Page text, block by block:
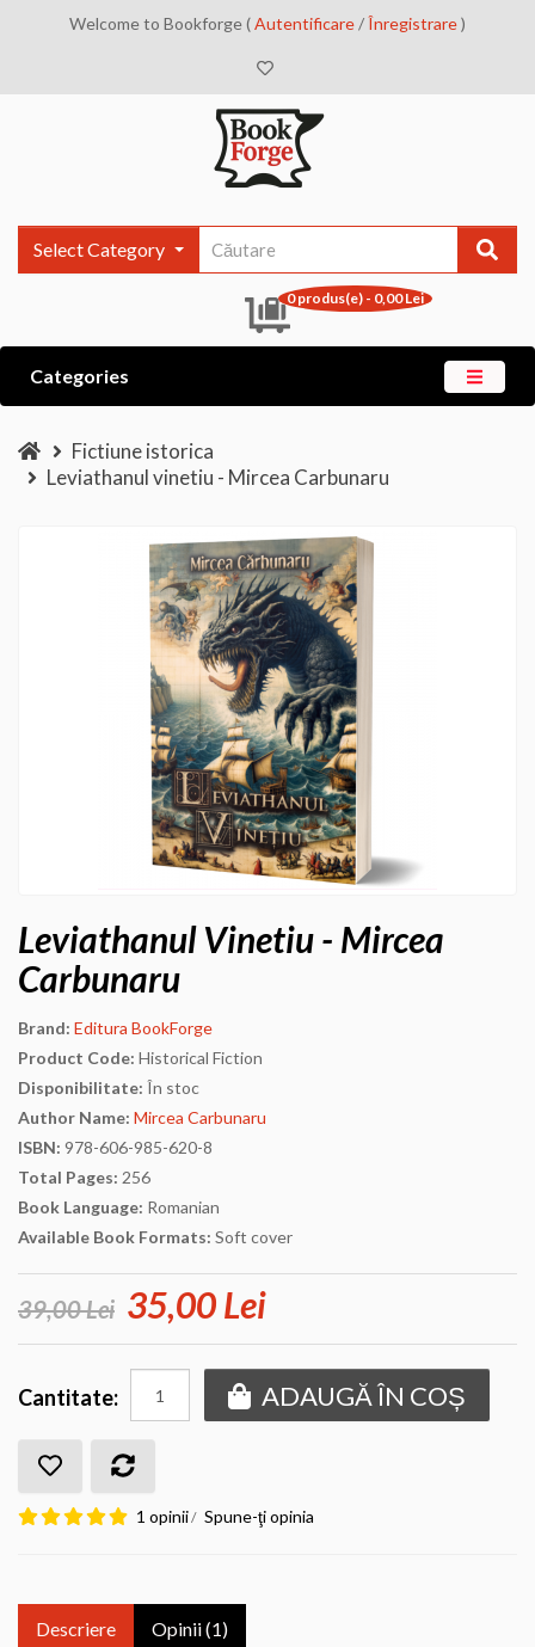
Welcome to Bookforge (Autentificare/Înregistrare)
Select Category
0 produs(e) - 0,00 Lei
Categories
Fictiune istorica
Leviathanul vinetiu - Mircea Carbunaru
Leviathanul Vinetiu - Mircea
Carbunaru
Brand: Editura BookForge
Product Code: Historical Fiction
Disponibilitate: În stoc
Author Name: Mircea Carbunaru
ISBN: 978-606-985-620-8
Total Pages: 256
Book Language: Romanian
Available Book Formats: Soft cover
39,00 Lei 35,00 Lei
Cantitate: ADAUGĂ ÎN COȘ
1 opinii/ Spune-ţi opinia
Descriere Opinii (1)